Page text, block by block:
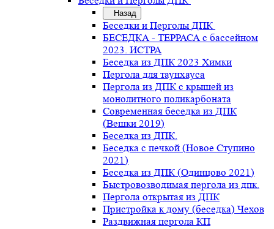
Назад
Беседки и Перголы ДПК
БЕСЕДКА - ТЕРРАСА с бассейном
2023. ИСТРА
Беседка из ДПК 2023 Химки
Пергола для таунхауса
Пергола из ДПК с крышей из
монолитного поликарбоната
Современная беседка из ДПК
(Вешки 2019)
Беседка из ДПК.
Беседка с печкой (Новое Ступино
2021)
Беседка из ДПК (Одинцово 2021)
Быстровозводимая пергола из дпк.
Пергола открытая из ДПК
Пристройка к дому (беседка) Чехов
Раздвижная пергола КП